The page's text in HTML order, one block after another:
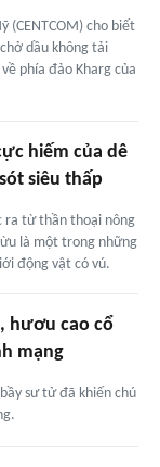
(CENTCOM) cho biết
dầu không tải
phía đảo Kharg của
hiếm của dê
siêu thấp
ra từ thần thoại nông
là một trong những
động vật có vú.
hươu cao cổ
mạng
sư tử đã khiến chú